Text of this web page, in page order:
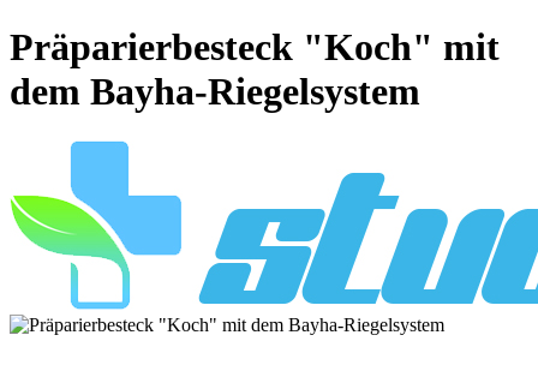
Präparierbesteck "Koch" mit
dem Bayha-Riegelsystem